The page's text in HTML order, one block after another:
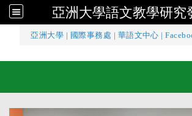
亞洲大學語文教學研究
亞洲大學 國際事務處 華語文中心 |
亞洲大學語文教學研究